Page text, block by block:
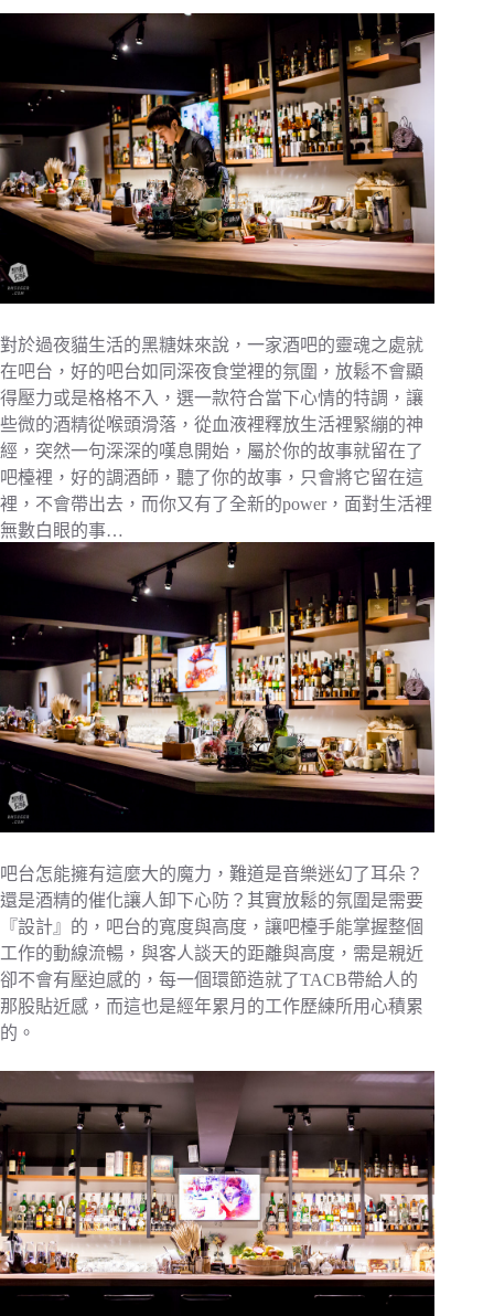
對於過夜貓生活的黑糖妹來說，一家酒吧的靈魂之處就
在吧台，好的吧台如同深夜食堂裡的氛圍，放鬆不會顯
得壓力或是格格不入，選一款符合當下心情的特調，讓
些微的酒精從喉頭滑落，從血液裡釋放生活裡緊繃的神
經，突然一句深深的嘆息開始，屬於你的故事就留在了
吧檯裡，好的調酒師，聽了你的故事，只會將它留在這
裡，不會帶出去，而你又有了全新的power，面對生活裡
無數白眼的事…
吧台怎能擁有這麼大的魔力，難道是音樂迷幻了耳朵？
還是酒精的催化讓人卸下心防？其實放鬆的氛圍是需要
『設計』的，吧台的寬度與高度，讓吧檯手能掌握整個
工作的動線流暢，與客人談天的距離與高度，需是親近
卻不會有壓迫感的，每一個環節造就了TACB帶給人的
那股貼近感，而這也是經年累月的工作歷練所用心積累
的。